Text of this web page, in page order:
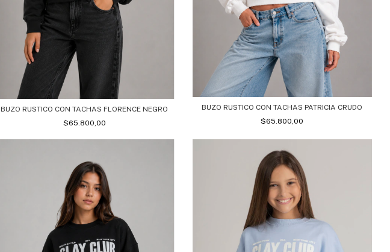
BUZO RUSTICO CON TACHAS FLORENCE NEGRO
$65.800,00
BUZO RUSTICO CON TACHAS PATRICIA CRUDO
$65.800,00